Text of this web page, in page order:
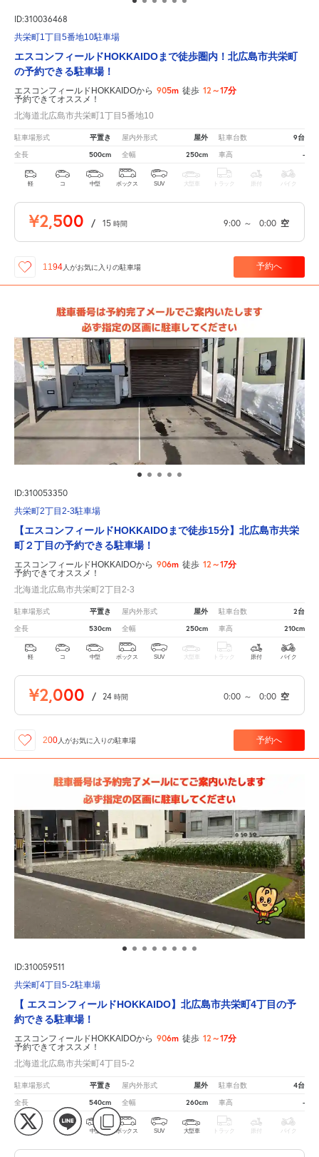
ID:310036468
共栄町1丁目5番地10駐車場
エスコンフィールドHOKKAIDOまで徒歩圏内！北広島市共栄町
の予約できる駐車場！
エスコンフィールドHOKKAIDOから 905m 徒歩 12～17分
予約できてオススメ！
北海道北広島市共栄町1丁目5番地10
駐車場形式 平置き 屋内外形式 屋外 駐車台数 9台
全長 500cm 全幅 250cm 車高 -
軽 コ 中型 ボックス SUV 大型車 トラック 原付 バイク
¥2,500 / 15 時間 9:00 ～ 0:00 空
1194 人がお気に入りの駐車場 予約へ
ID:310053350
共栄町2丁目2-3駐車場
【エスコンフィールドHOKKAIDOまで徒歩15分】北広島市共栄
町２丁目の予約できる駐車場！
エスコンフィールドHOKKAIDOから 906m 徒歩 12～17分
予約できてオススメ！
北海道北広島市共栄町2丁目2-3
駐車場形式 平置き 屋内外形式 屋外 駐車台数 2台
全長 530cm 全幅 250cm 車高 210cm
軽 コ 中型 ボックス SUV 大型車 トラック 原付 バイク
¥2,000 / 24 時間 0:00 ～ 0:00 空
200 人がお気に入りの駐車場 予約へ
ID:310059511
共栄町4丁目5-2駐車場
【 エスコンフィールドHOKKAIDO】北広島市共栄町4丁目の予
約できる駐車場！
エスコンフィールドHOKKAIDOから 906m 徒歩 12～17分
予約できてオススメ！
北海道北広島市共栄町4丁目5-2
駐車場形式 平置き 屋内外形式 屋外 駐車台数 4台
全長 540cm 全幅 260cm 車高 -
軽 コ 中型 ボックス SUV 大型車 トラック 原付 バイク